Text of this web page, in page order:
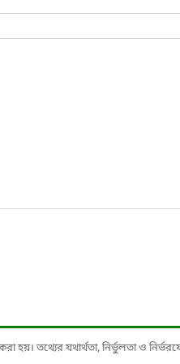
তথ্যের যথার্থতা, নির্ভুলতা ও